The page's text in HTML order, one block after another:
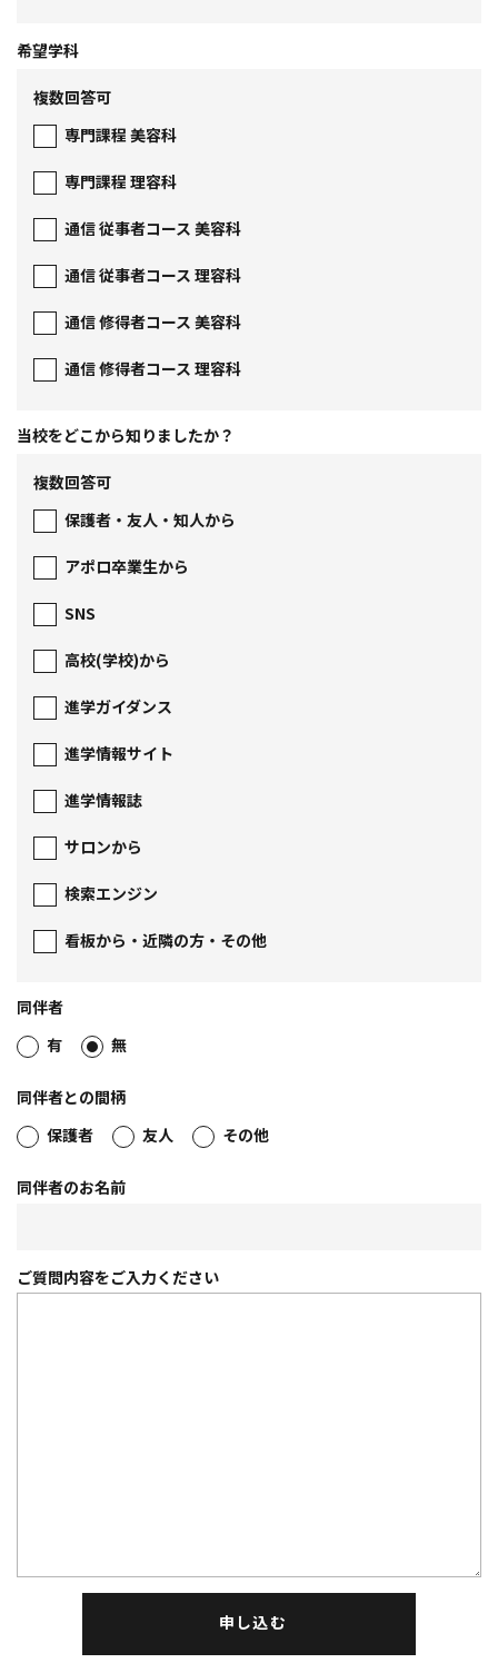
希望学科
複数回答可
専門課程 美容科
専門課程 理容科
通信 従事者コース 美容科
通信 従事者コース 理容科
通信 修得者コース 美容科
通信 修得者コース 理容科
当校をどこから知りましたか？
複数回答可
保護者・友人・知人から
アポロ卒業生から
SNS
高校(学校)から
進学ガイダンス
進学情報サイト
進学情報誌
サロンから
検索エンジン
看板から・近隣の方・その他
同伴者
有
無
同伴者との間柄
保護者
友人 その他
同伴者のお名前
ご質問内容をご入力ください
申し込む